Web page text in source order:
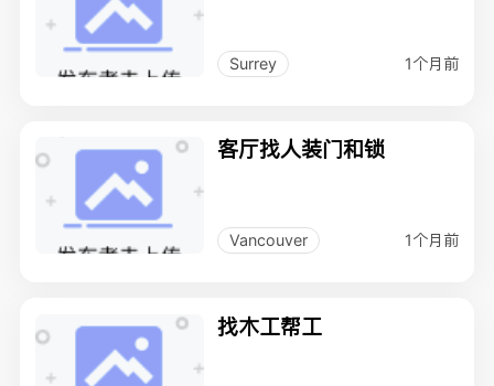
Surrey 1个月前
客厅找人装门和锁
Vancouver 1个月前
找木工帮工